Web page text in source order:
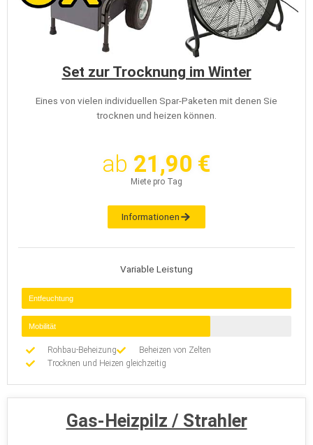
Set zur Trocknung im Winter
Eines von vielen individuellen Spar-Paketen mit denen Sie
trocknen und heizen können.
ab 21,90 €
Miete pro Tag
Informationen
Variable Leistung
Entfeuchtung
Mobilität
Rohbau-Beheizung
Beheizen von Zelten
Trocknen und Heizen gleichzeitig
Gas-Heizpilz / Strahler